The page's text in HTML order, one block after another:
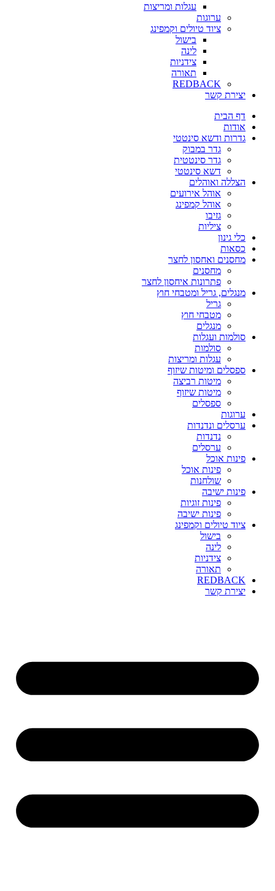
עגלות ומריצות
ערוגות
ציוד טיולים וקמפינג
בישול
לינה
צידניות
תאורה
REDBACK
יצירת קשר
דף הבית
אודות
גדרות ודשא סינטטי
גדר במבוק
גדר סינטטית
דשא סינטטי
הצללה ואוהלים
אוהל אירועים
אוהל קמפינג
גזיבו
ציליות
כלי גינון
כסאות
מחסנים ואחסון לחצר
מחסנים
פתרונות איחסון לחצר
מנגלים, גריל ומטבחי חוץ
גריל
מטבחי חוץ
מנגלים
סולמות ועגלות
סולמות
עגלות ומריצות
ספסלים ומיטות שיזוף
מיטות רביצה
מיטות שיזוף
ספסלים
ערוגות
ערסלים ונדנדות
נדנדות
ערסלים
פינות אוכל
פינות אוכל
שולחנות
פינות ישיבה
פינות זוגיות
פינות ישיבה
ציוד טיולים וקמפינג
בישול
לינה
צידניות
תאורה
REDBACK
יצירת קשר